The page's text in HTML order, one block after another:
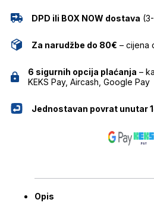
DPD ili BOX NOW dostava
Za narudžbe do 80€ – cijena
6 sigurnih opcija plaćanja –
KEKS Pay, Aircash, Google Pay
Jednostavan povrat unutar
Opis